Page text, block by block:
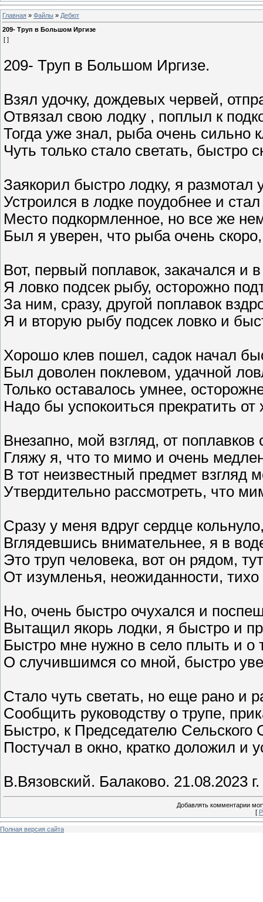
Главная » Файлы » Дебют
209- Труп в Большом Иргизе
[ ]
209- Труп в Большом Иргизе.
Взял удочку, дождевых червей,
Отвязал свою лодку , поплыл к
Тогда уже знал, рыба очень сильно
Чуть только стало светать, быстро
Заякорил быстро лодку, я размотал
Устроился в лодке поудобнее и
Место подкормленное, но все же
Был я уверен, что рыба очень
Вот, первый поплавок, закачался и
Я ловко подсек рыбу, осторожно
За ним, сразу, другой поплавок
Я и вторую рыбу подсек ловко и
Хорошо клев пошел, садок начал
Был доволен поклевом, удачной
Только оставалось умнее,
Надо бы успокоиться прекратить
Внезапно, мой взгляд, от поплавков
Гляжу я, что то мимо и очень
В тот неизвестный предмет взгляд
Утвердительно рассмотреть, что
Сразу у меня вдруг сердце
Вглядевшись внимательнее, я в
Это труп человека, вот он рядом,
От изумленья, неожиданности,
Но, очень быстро очухался и
Вытащил якорь лодки, я быстро и
Быстро мне нужно в село плыть и о
О случившимся со мной, быстро
Стало чуть светать, но еще рано и
Сообщить руководству о трупе,
Быстро, к Председателю
Постучал в окно, кратко доложил и
В.Вязовский. Балаково. 21.08.2023 г.
Добавлять комментарии
[
Полная версия сайта